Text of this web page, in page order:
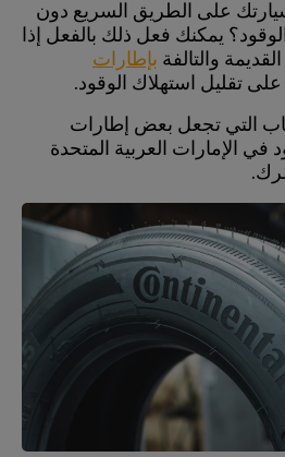
على الطريق السريع دون
يمكنك فعل ذلك بالفعل إذا
والتالفة بإطارات
تقليل استهلاك الوقود.
التي تجعل بعض إطارات
في الإمارات العربية المتحدة